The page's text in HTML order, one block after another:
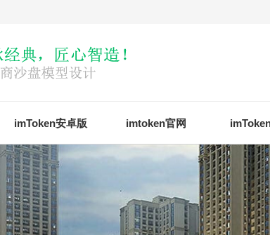
imToken安卓版 imtoken官网